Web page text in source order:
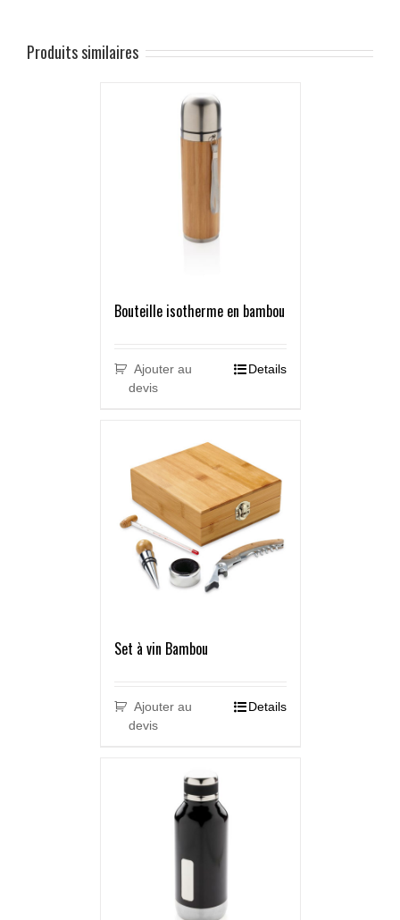
Produits similaires
Bouteille isotherme en bambou
Ajouter au
devis
Details
Set à vin Bambou
Ajouter au
devis
Details